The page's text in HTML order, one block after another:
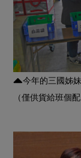
今年的三國姊
（僅供貨給班個配